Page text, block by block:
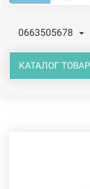
0663505678
КАТАЛОГ